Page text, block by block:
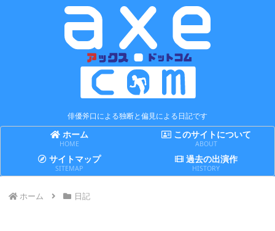
俳優斧口による独断と偏見による日記です
ホーム
HOME
このサイトについて
ABOUT
サイトマップ
SITEMAP
過去の出演作
HISTORY
ホーム 日記